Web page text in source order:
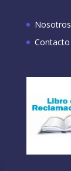
Nosotros
Contacto